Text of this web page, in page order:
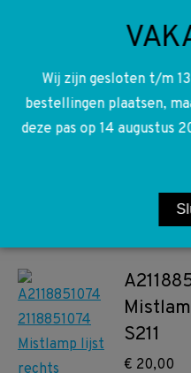
S211
€ 20,00
Wij zijn gesloten t/m
bestellingen plaatsen,
deze pas op 14 augustus